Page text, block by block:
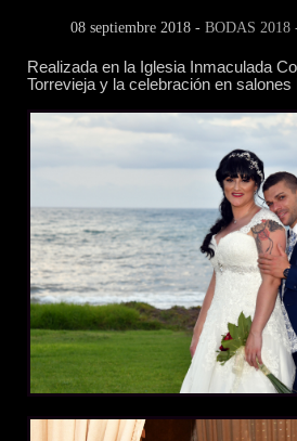
08 septiembre 2018 - BODAS 2018
Realizada en la Iglesia Inmaculada
Torrevieja y la celebración en salones